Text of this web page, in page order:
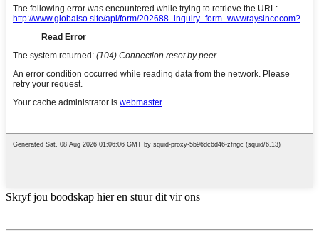
Skryf jou boodskap hier en stuur dit vir ons